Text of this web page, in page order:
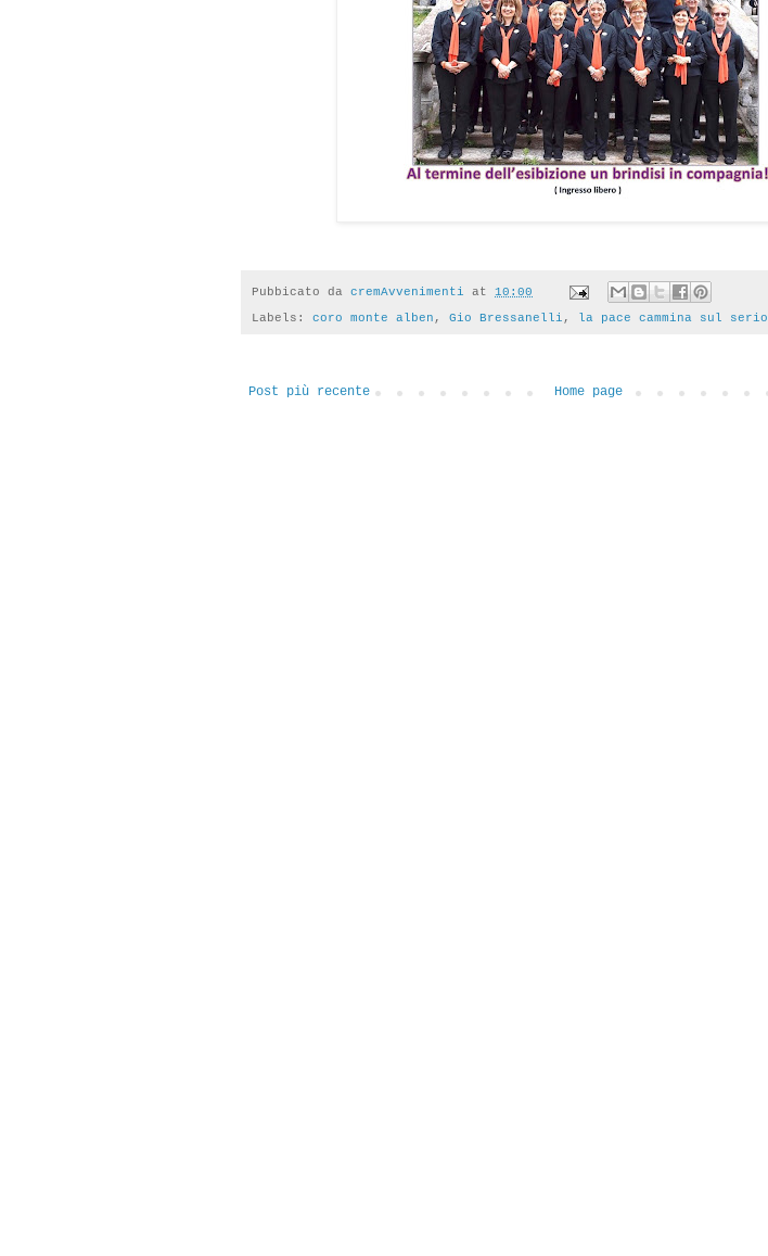
Pubbicato da cremAvvenimenti at 10:00
Labels: coro monte alben , Gio Bressanelli , la pace cammina sul serio
Post più recente Home page